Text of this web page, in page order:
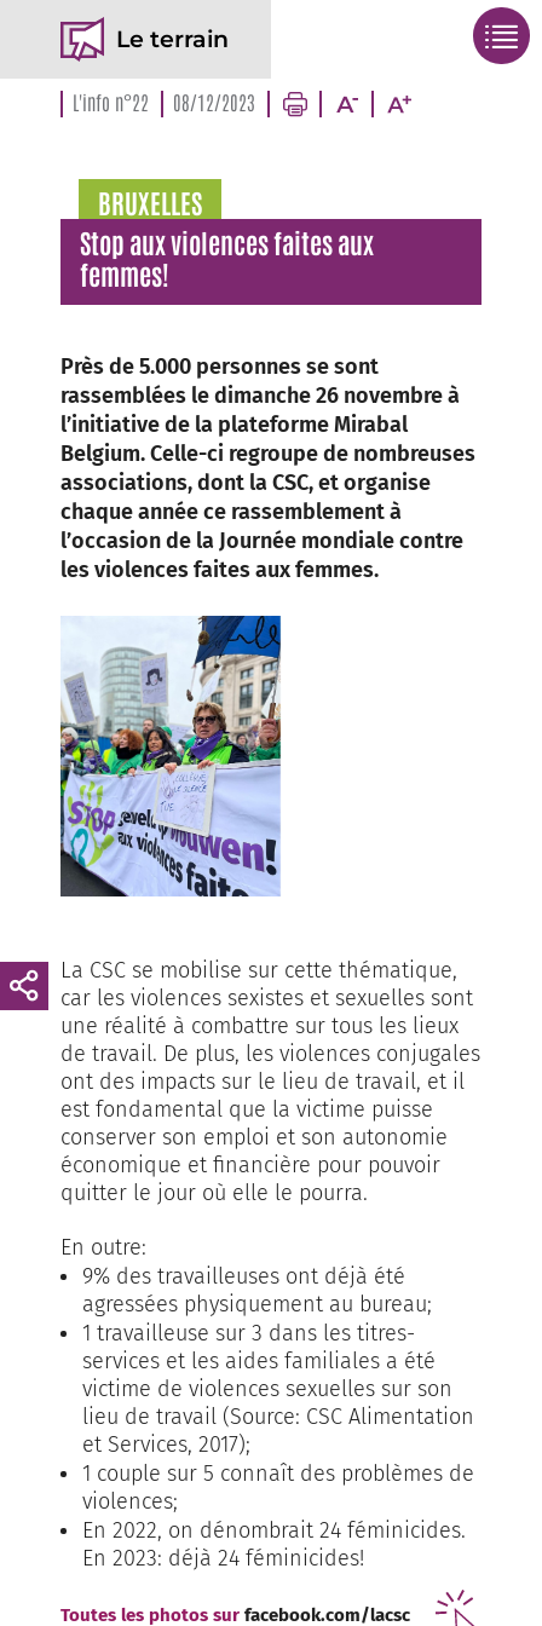
Le terrain
L'info n°22 08/12/2023
BRUXELLES
Stop aux violences faites aux
femmes!
Près de 5.000 personnes se sont
rassemblées le dimanche 26 novembre à
l’initiative de la plateforme Mirabal
Belgium. Celle-ci regroupe de nombreuses
associations, dont la CSC, et organise
chaque année ce rassemblement à
l’occasion de la Journée mondiale contre
les violences faites aux femmes.
La CSC se mobilise sur cette thématique,
car les violences sexistes et sexuelles sont
une réalité à combattre sur tous les lieux
de travail. De plus, les violences conjugales
ont des impacts sur le lieu de travail, et il
est fondamental que la victime puisse
conserver son emploi et son autonomie
économique et financière pour pouvoir
quitter le jour où elle le pourra.
En outre:
9% des travailleuses ont déjà été
agressées physiquement au bureau;
1 travailleuse sur 3 dans les titres-
services et les aides familiales a été
victime de violences sexuelles sur son
lieu de travail (Source: CSC Alimentation
et Services, 2017);
1 couple sur 5 connaît des problèmes de
violences;
En 2022, on dénombrait 24 féminicides.
En 2023: déjà 24 féminicides!
Toutes les photos sur facebook.com/lacsc